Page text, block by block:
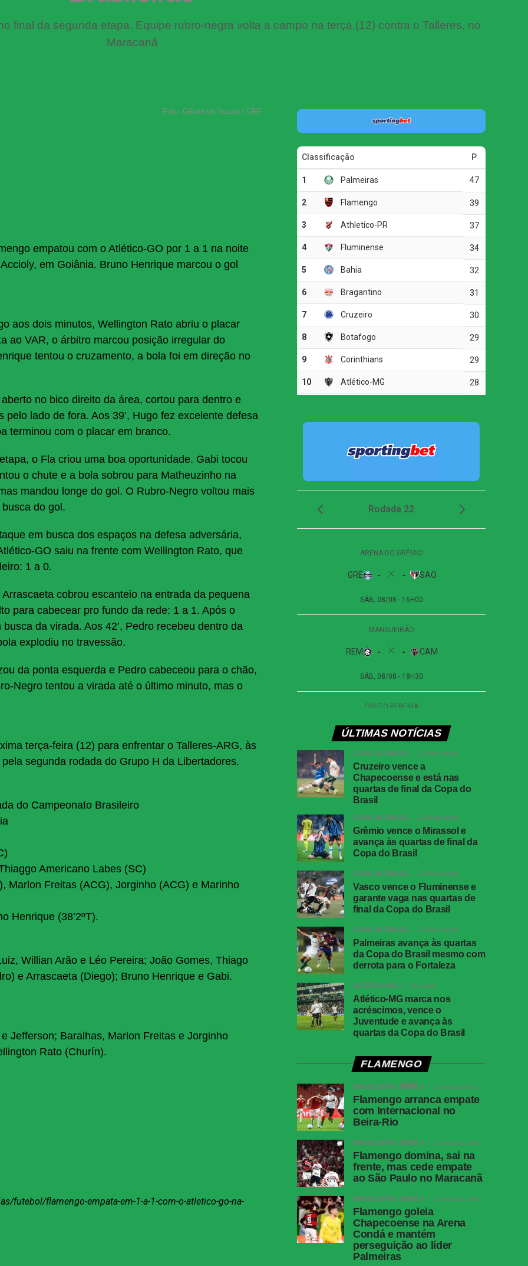
final da segunda etapa. Equipe rubro-negra volta a campo na terça (12) contra o Talleres, no
Maracanã
Foto: Gilvan de Souza / CRF
empatou com o Atlético-GO por 1 a 1 na noite
em Goiânia. Bruno Henrique marcou o gol
aos dois minutos, Wellington Rato abriu o placar
ao VAR, o árbitro marcou posição irregular do
tentou o cruzamento, a bola foi em direção no
no bico direito da área, cortou para dentro e
lado de fora. Aos 39’, Hugo fez excelente defesa
terminou com o placar em branco.
o Fla criou uma boa oportunidade. Gabi tocou
o chute e a bola sobrou para Matheuzinho na
mandou longe do gol. O Rubro-Negro voltou mais
do gol.
em busca dos espaços na defesa adversária,
GO saiu na frente com Wellington Rato, que
1 a 0.
cobrou escanteio na entrada da pequena
para cabecear pro fundo da rede: 1 a 1. Após o
da virada. Aos 42’, Pedro recebeu dentro da
explodiu no travessão.
da ponta esquerda e Pedro cabeceou para o chão,
Negro tentou a virada até o último minuto, mas o
terça-feira (12) para enfrentar o Talleres-ARG, às
segunda rodada do Grupo H da Libertadores.
do Campeonato Brasileiro
Americano Labes (SC)
Marlon Freitas (ACG), Jorginho (ACG) e Marinho
Henrique (38’2ºT).
Willian Arão e Léo Pereira; João Gomes, Thiago
e Arrascaeta (Diego); Bruno Henrique e Gabi.
Jefferson; Baralhas, Marlon Freitas e Jorginho
Rato (Churín).
futebol/flamengo-empata-em-1-a-1-com-o-atletico-go-na-
ÚLTIMAS NOTÍCIAS
COPA DO BRASIL 13 horas atrás
Cruzeiro vence a
Chapecoense e está nas
quartas de final da Copa do
Brasil
COPA DO BRASIL 13 horas atrás
Grêmio vence o Mirassol e
avança às quartas de final da
Copa do Brasil
COPA DO BRASIL 13 horas atrás
Vasco vence o Fluminense e
garante vaga nas quartas de
final da Copa do Brasil
COPA DO BRASIL 13 horas atrás
Palmeiras avança às quartas
da Copa do Brasil mesmo com
derrota para o Fortaleza
ATLÉTICO-MG 1 dia atrás
Atlético-MG marca nos
acréscimos, vence o
Juventude e avança às
quartas da Copa do Brasil
FLAMENGO
BRASILEIRÃO SÉRIE A 1 semana atrás
Flamengo arranca empate
com Internacional no
Beira-Rio
BRASILEIRÃO SÉRIE A 2 semanas atrás
Flamengo domina, sai na
frente, mas cede empate
ao São Paulo no Maracanã
BRASILEIRÃO SÉRIE A 2 semanas atrás
Flamengo goleia
Chapecoense na Arena
Condá e mantém
perseguição ao líder
Palmeiras